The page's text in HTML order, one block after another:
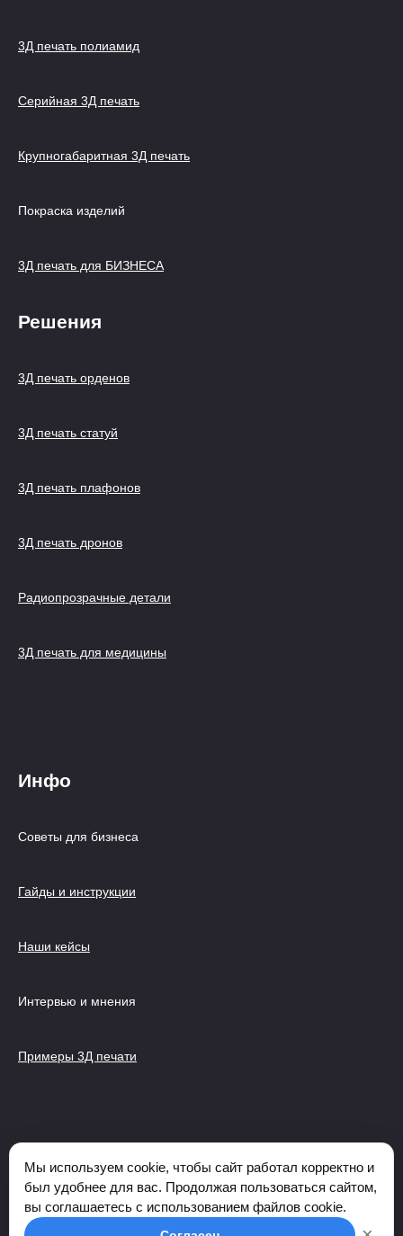
3Д печать полиамид
Серийная 3Д печать
Крупногабаритная 3Д печать
Покраска изделий
3Д печать для БИЗНЕСА
Решения
3Д печать орденов
3Д печать статуй
3Д печать плафонов
3Д печать дронов
Радиопрозрачные детали
3Д печать для медицины
Инфо
Советы для бизнеса
Гайды и инструкции
Наши кейсы
Интервью и мнения
Примеры 3Д печати
© 2026 ФАБРИКА БРАТЬЕВ ПРОСВИРНИНЫХ - Первая в
России ферма 3Д печати, Услуги 3D печати и
моделирования, Конструкторское бюро, Литье в силиконовые
формы, Покраска | Политика обработки персональных
данных Обращаем ваше внимание на то, что данный
Мы используем cookie, чтобы сайт работал корректно и
был удобнее для вас. Продолжая пользоваться сайтом,
вы соглашаетесь с использованием файлов cookie.